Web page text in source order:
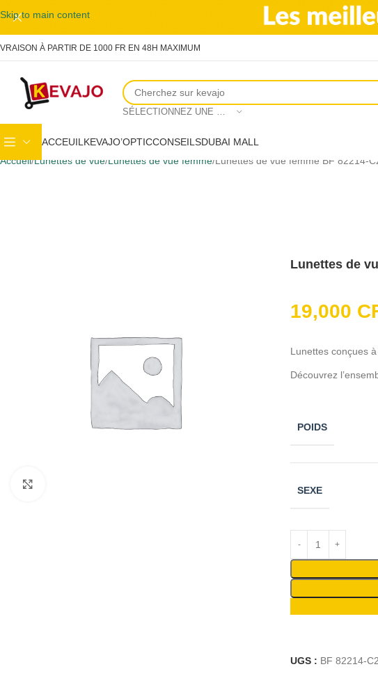
Skip to main content
À PARTIR DE 1000 FR EN 48H MAXIMUM
SÉLECTIONNEZ UNE CATÉGORIE
ACCEUIL KEVAJO’OPTICCONSEILSDUBAI MALL
Accueil Lunettes de vue Lunettes de vue femme Lunettes de vue femme BF 82214-
Lunettes de
19,000
Lunettes conçues
Découvrez
POIDS
SEXE
UGS : BF 82214-